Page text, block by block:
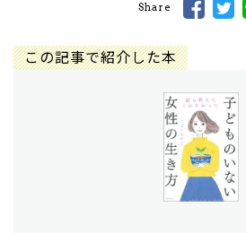
Share
この記事で紹介した本